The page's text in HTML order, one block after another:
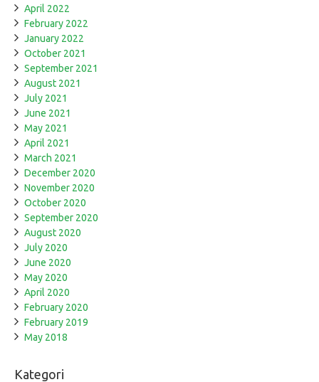
April 2022
February 2022
January 2022
October 2021
September 2021
August 2021
July 2021
June 2021
May 2021
April 2021
March 2021
December 2020
November 2020
October 2020
September 2020
August 2020
July 2020
June 2020
May 2020
April 2020
February 2020
February 2019
May 2018
Kategori